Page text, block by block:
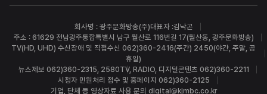
회사명 : 광주문화방송(주)대표자 :김낙곤
주소 : 61629 전남광주통합특별시 남구 월산로 116번길 17(월산동, 광주문화방송)
TV(HD, UHD) 수신장애 및 직접수신 062)360-2416(주간) 2450(야간, 주말, 공
휴일)
뉴스제보 062)360-2315, 2580TV, RADIO, 디지털콘텐츠 062)360-2211
시청자 민원처리 접수 및 홈페이지 062)360-2125
기업, 단체 등 영상자료 사용 문의 digital@kjmbc.co.kr